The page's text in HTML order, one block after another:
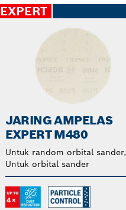
EXPERT
JARING AMPELAS
EXPERT M480
Untuk random orbital sander,
Untuk orbital sander